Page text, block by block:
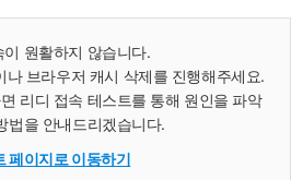
이 원활하지 않습니다.
브라우저 캐시 삭제를 진행해주세요.
리디 접속 테스트를 통해 원인을 파악
법을 안내드리겠습니다.
페이지로 이동하기